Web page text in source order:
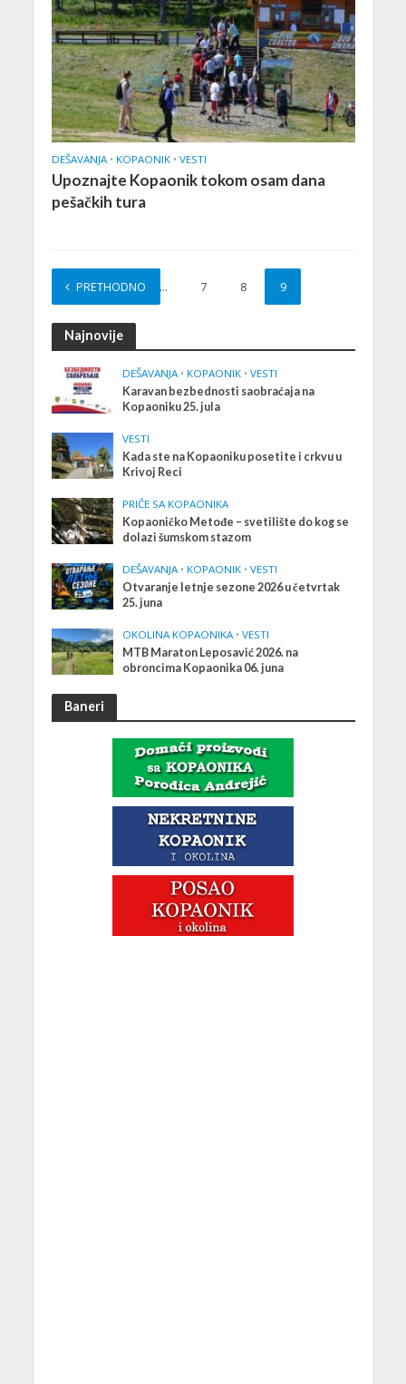
DEŠAVANJA • KOPAONIK • VESTI
Upoznajte Kopaonik tokom osam dana
pešačkih tura
PRETHODNO
1 … 7 8 9
Najnovije
DEŠAVANJA • KOPAONIK • VESTI
Karavan bezbednosti saobraćaja na
Kopaoniku 25. jula
VESTI
Kada ste na Kopaoniku posetite i crkvu u
Krivoj Reci
PRIČE SA KOPAONIKA
Kopaoničko Metođe – svetilište do kog se
dolazi šumskom stazom
DEŠAVANJA • KOPAONIK • VESTI
Otvaranje letnje sezone 2026 u četvrtak
25. juna
OKOLINA KOPAONIKA • VESTI
MTB Maraton Leposavić 2026. na
obroncima Kopaonika 06. juna
Baneri